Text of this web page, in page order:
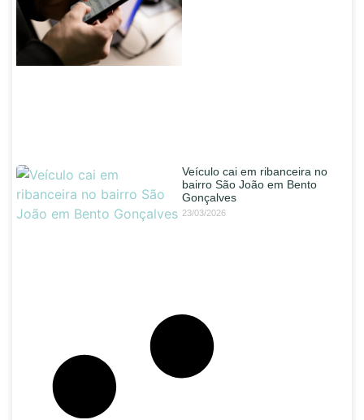
Veículo cai em ribanceira no
bairro São João em Bento
Gonçalves
23/03/2026